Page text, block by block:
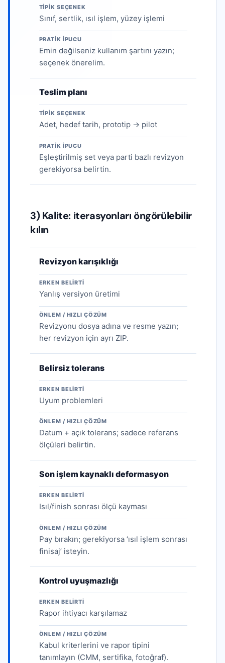
TIPIK SEÇENEK
Sınıf, sertlik, ısıl işlem, yüzey işlemi
PRATIK IPUCU
Emin değilseniz kullanım şartını yazın;
seçenek önerelim.
Teslim planı
TIPIK SEÇENEK
Adet, hedef tarih, prototip → pilot
PRATIK IPUCU
Eşleştirilmiş set veya parti bazlı revizyon
gerekiyorsa belirtin.
3) Kalite: iterasyonları öngörülebilir
kılın
Revizyon karışıklığı
ERKEN BELIRTI
Yanlış versiyon üretimi
ÖNLEM / HIZLI ÇÖZÜM
Revizyonu dosya adına ve resme yazın;
her revizyon için ayrı ZIP.
Belirsiz tolerans
ERKEN BELIRTI
Uyum problemleri
ÖNLEM / HIZLI ÇÖZÜM
Datum + açık tolerans; sadece referans
ölçüleri belirtin.
Son işlem kaynaklı deformasyon
ERKEN BELIRTI
Isıl/finish sonrası ölçü kayması
ÖNLEM / HIZLI ÇÖZÜM
Pay bırakın; gerekiyorsa ‘ısıl işlem sonrası
finisaj’ isteyin.
Kontrol uyuşmazlığı
ERKEN BELIRTI
Rapor ihtiyacı karşılamaz
ÖNLEM / HIZLI ÇÖZÜM
Kabul kriterlerini ve rapor tipini
tanımlayın (CMM, sertifika, fotoğraf).